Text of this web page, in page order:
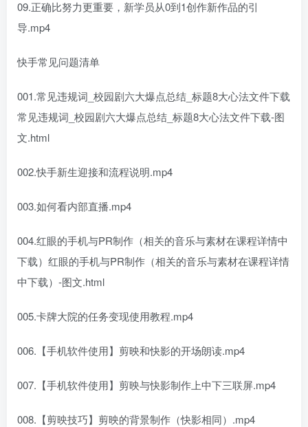
09.正确比努力更重要，新学员从0到1创作新作品的引
导.mp4
快手常见问题清单
001.常见违规词_校园剧六大爆点总结_标题8大心法文件下载
常见违规词_校园剧六大爆点总结_标题8大心法文件下载-图
文.html
002.快手新生迎接和流程说明.mp4
003.如何看内部直播.mp4
004.红眼的手机与PR制作（相关的音乐与素材在课程详情中
下载）红眼的手机与PR制作（相关的音乐与素材在课程详情
中下载）-图文.html
005.卡牌大院的任务变现使用教程.mp4
006.【手机软件使用】剪映和快影的开场朗读.mp4
007.【手机软件使用】剪映与快影制作上中下三联屏.mp4
008.【剪映技巧】剪映的背景制作（快影相同）.mp4